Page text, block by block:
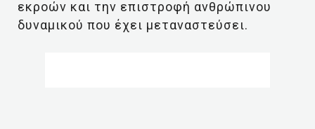
εκροών και την επιστροφή ανθρώπινου
δυναμικού που έχει μεταναστεύσει.